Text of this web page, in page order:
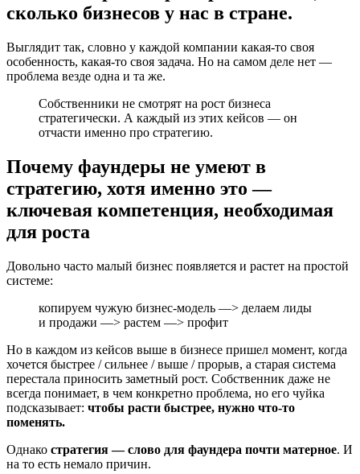
сколько бизнесов у нас в стране.
Выглядит так, словно у каждой компании какая-то своя
особенность, какая-то своя задача. Но на самом деле нет —
проблема везде одна и та же.
Собственники не смотрят на рост бизнеса
стратегически. А каждый из этих кейсов — он
отчасти именно про стратегию.
Почему фаундеры не умеют в
стратегию, хотя именно это —
ключевая компетенция, необходимая
для роста
Довольно часто малый бизнес появляется и растет на простой
системе:
копируем чужую бизнес-модель —> делаем лиды
и продажи —> растем —> профит
Но в каждом из кейсов выше в бизнесе пришел момент, когда
хочется быстрее / сильнее / выше / прорыв, а старая система
перестала приносить заметный рост. Собственник даже не
всегда понимает, в чем конкретно проблема, но его чуйка
подсказывает: чтобы расти быстрее, нужно что-то
поменять.
Однако стратегия — слово для фаундера почти матерное. И
на то есть немало причин.